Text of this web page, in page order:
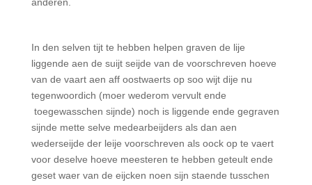
In den selven tijt te hebben helpen graven de lije
liggende aen de suijt seijde van de voorschreven hoeve
van de vaart aen aff oostwaerts op soo wijt dije nu
tegenwoordich (moer wederom vervult ende
toegewasschen sijnde) noch is liggende ende gegraven
sijnde mette selve medearbeijders als dan aen
wederseijde der leije voorschreven als oock op te vaert
voor deselve hoeve meesteren te hebben geteult ende
geset waer van de eijcken noen sijn staende tusschen